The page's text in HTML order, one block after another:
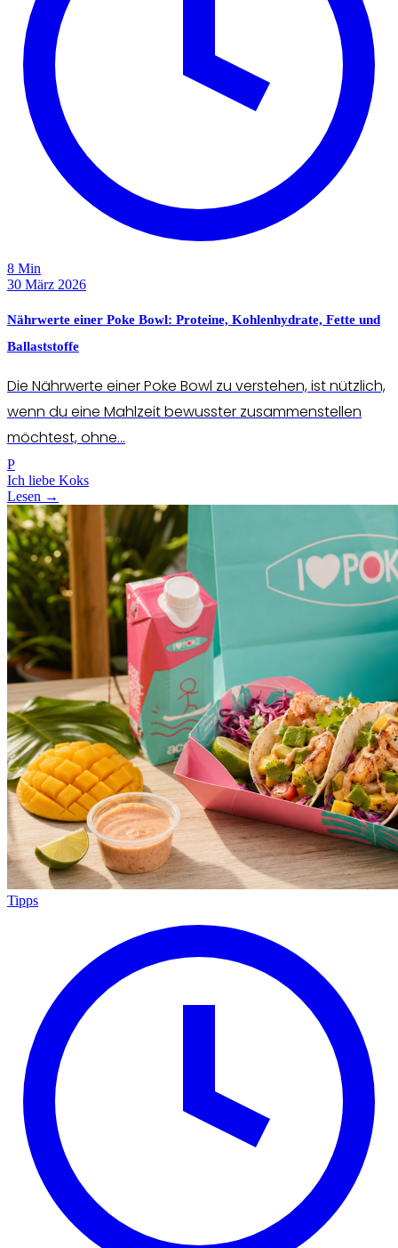
8 Min
30 März 2026
Nährwerte einer Poke Bowl: Proteine, Kohlenhydrate, Fette und
Ballaststoffe
Die Nährwerte einer Poke Bowl zu verstehen, ist nützlich,
wenn du eine Mahlzeit bewusster zusammenstellen
möchtest, ohne...
P
Ich liebe Koks
Lesen →
Tipps